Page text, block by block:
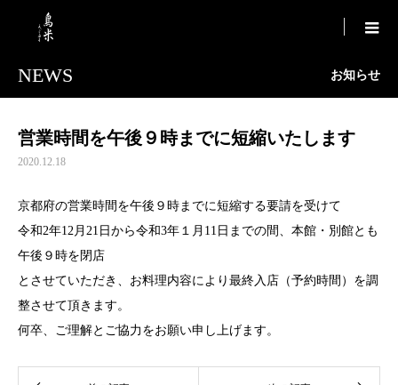
NEWS お知らせ
営業時間を午後９時までに短縮いたします
2020.12.18
京都府の営業時間を午後９時までに短縮する要請を受けて
令和2年12月21日から令和3年１月11日までの間、本館・別館とも
午後９時を閉店
とさせていただき、お料理内容により最終入店（予約時間）を調
整させて頂きます。
何卒、ご理解とご協力をお願い申し上げます。